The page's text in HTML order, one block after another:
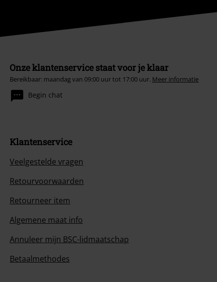
Onze klantenservice staat voor je klaar
Bereikbaar: maandag van 09:00 uur tot 17:00 uur. Meer informatie
Begin chat
Klantenservice
Veelgestelde vragen
Retourvoorwaarden
Retourneer item
Algemene maat info
Annuleer mijn BSC-lidmaatschap
Betaalmethodes